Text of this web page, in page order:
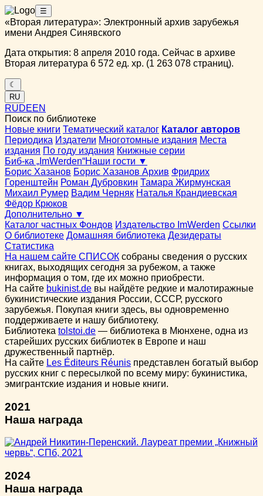
☰
«Вторая литература»: Электронный архив зарубежья
имени Андрея Синявского
Дата открытия: 8 апреля 2010 года. Сейчас в архиве
Вторая литература 6 572 ед. хр. (1 263 078 страниц).
☾
RU
RUDEEN
Поиск по библиотеке
Новые книги Тематический каталог Каталог авторов
Периодика Издатели Многотомные издания Места
издания По году издания Книжные серии
Биб-ка „ImWerden“Наши гости ▼
Борис Хазанов Борис Хазанов Архив Фридрих
Горенштейн Роман Дубровкин Тамара Жирмунская
Михаил Румер Вадим Черняк Наталья Крандиевская
Фёдор Крюков
Дополнительно ▼
Каталог частных Фондов Издательство ImWerden Ссылки
О библиотеке Домашняя библиотека Дезидераты
Статистика
На нашем сайте СПИСОК собраны сведения о русских
книгах, выходящих сегодня за рубежом, а также
информация о том, где их можно приобрести.
На сайте bukinist.de вы найдёте редкие и малотиражные
букинистические издания России, СССР, русского
зарубежья. Покупая книги здесь, вы одновременно
поддерживаете и нашу библиотеку.
Библиотека tolstoi.de — библиотека в Мюнхене, одна из
старейших русских библиотек в Европе и наш
дружественный партнёр.
На сайте Les Éditeurs Réunis представлен богатый выбор
русских книг с пересылкой по всему миру: букинистика,
эмигрантские издания и новые книги.
2021
Наша награда
2024
Наша награда